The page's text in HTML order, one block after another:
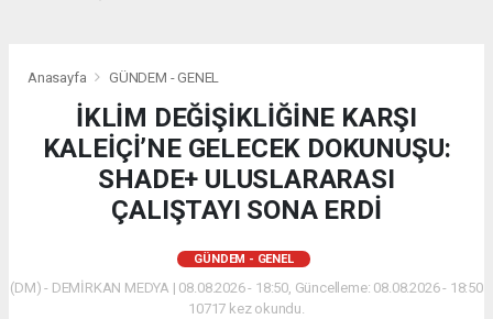
Anasayfa GÜNDEM - GENEL
İKLİM DEĞİŞİKLİĞİNE KARŞI
KALEİÇİ’NE GELECEK DOKUNUŞU:
SHADE+ ULUSLARARASI
ÇALIŞTAYI SONA ERDİ
GÜNDEM - GENEL
(DM) - DEMİRKAN MEDYA | 08.08.2026 - 18:50, Güncelleme: 08.08.2026 - 18:50
10717 kez okundu.